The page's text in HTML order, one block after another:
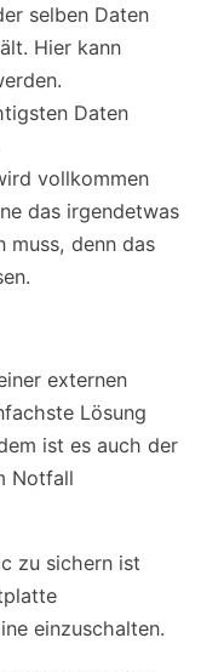
selben Daten
Hier kann
Daten
vollkommen
das irgendetwas
muss, denn das
externen
Lösung
ist es auch der
Notfall
zu sichern ist
einzuschalten.